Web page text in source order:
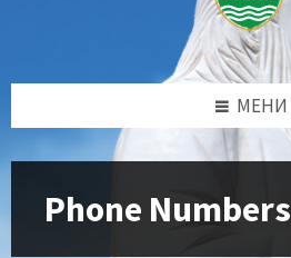
МЕНИ
Phone Numbers